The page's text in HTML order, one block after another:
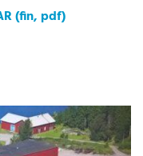
(fin, pdf)